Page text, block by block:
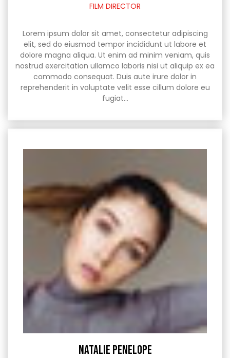
FILM DIRECTOR
Lorem ipsum dolor sit amet, consectetur adipiscing
elit, sed do eiusmod tempor incididunt ut labore et
dolore magna aliqua. Ut enim ad minim veniam, quis
nostrud exercitation ullamco laboris nisi ut aliquip ex ea
commodo consequat. Duis aute irure dolor in
reprehenderit in voluptate velit esse cillum dolore eu
fugiat…
NATALIE PENELOPE